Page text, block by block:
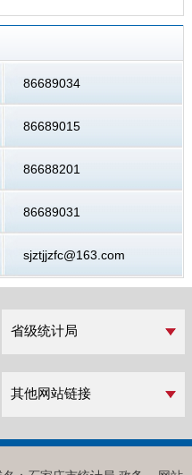
86689034
86689015
86688201
86689031
sjztjjzfc@163.com